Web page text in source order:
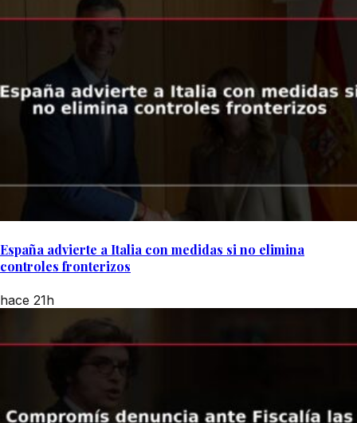
España advierte a Italia con medidas si no elimina
controles fronterizos
hace 21h